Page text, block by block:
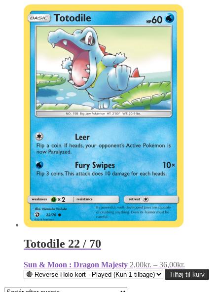
Totodile 22 / 70
Sun & Moon : Dragon Majesty 2,00kr. – 36,00kr.
2,00kr.
til
Tilføj til kurv